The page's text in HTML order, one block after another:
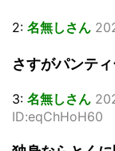
2: 名無しさん
さすがパンテ
3: 名無しさん
ID:eqChHoH60